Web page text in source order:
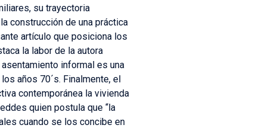
su trayectoria
construcción de una práctica
artículo que posiciona los
la labor de la autora
informal es una
años 70´s. Finalmente, el
contemporánea la vivienda
quien postula que “la
cuando se los concibe en